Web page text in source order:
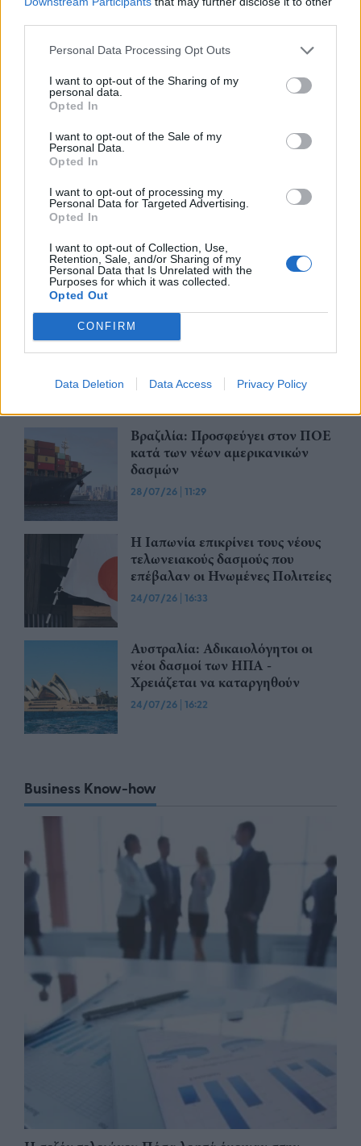
Personal Data Processing Opt Outs
I want to opt-out of the Sharing of my
personal data.
Opted In
I want to opt-out of the Sale of my
Personal Data.
Opted In
I want to opt-out of processing my
Personal Data for Targeted Advertising.
Opted In
I want to opt-out of Collection, Use,
Retention, Sale, and/or Sharing of my
Personal Data that Is Unrelated with the
Purposes for which it was collected.
Opted Out
CONFIRM
Data Deletion Data Access Privacy Policy
Γερμανική
αυτοκινητοβιομηχανία: Μαζικές
περικοπές σε managers από
Volkswagen, Porsche και BMW
04/08/26|15:23
για τη διαπίστευση του Ελληνικού
στα 1,95 δισ. ευρώ το δεύτερο
τρίμηνο, ξεπερνώντας τις
προβλέψεις της αγοράς
Η Revolut και η OpenAI
συνεργάζονται ώστε να φέρουν
πελάτες
Βραζιλία: Προσφεύγει στον ΠΟΕ
κατά των νέων αμερικανικών
δασμών
28/07/26 | 11:29
Η Ιαπωνία επικρίνει τους νέους
τελωνειακούς δασμούς που
επέβαλαν οι Ηνωμένες Πολιτείες
24/07/26 | 16:33
Αυστραλία: Αδικαιολόγητοι οι
νέοι δασμοί των ΗΠΑ -
Χρειάζεται να καταργηθούν
24/07/26 | 16:22
Business Know-how